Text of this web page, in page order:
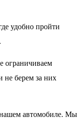
удобно пройти
ограничиваем
не берем за них
автомобиле. Мы